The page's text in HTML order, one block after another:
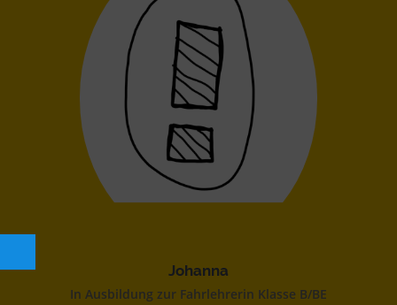
Johanna
In Ausbildung zur Fahrlehrerin Klasse B/BE